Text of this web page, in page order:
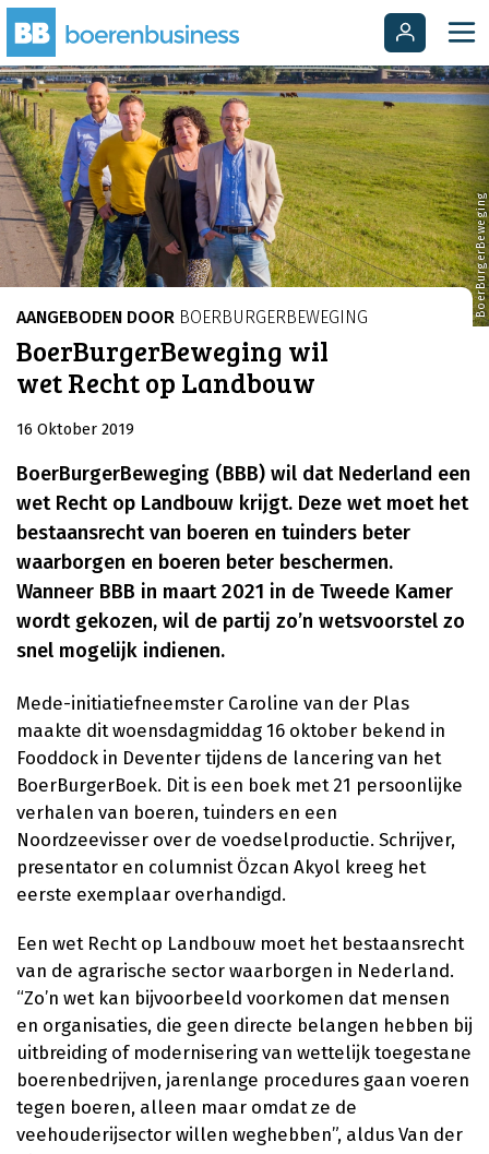
BoerBurgerBeweging
AANGEBODEN DOOR BOERBURGERBEWEGING
BoerBurgerBeweging wil
wet Recht op Landbouw
16 Oktober 2019
BoerBurgerBeweging (BBB) wil dat Nederland een
wet Recht op Landbouw krijgt. Deze wet moet het
bestaansrecht van boeren en tuinders beter
waarborgen en boeren beter beschermen.
Wanneer BBB in maart 2021 in de Tweede Kamer
wordt gekozen, wil de partij zo’n wetsvoorstel zo
snel mogelijk indienen.
Mede-initiatiefneemster Caroline van der Plas
maakte dit woensdagmiddag 16 oktober bekend in
Fooddock in Deventer tijdens de lancering van het
BoerBurgerBoek. Dit is een boek met 21 persoonlijke
verhalen van boeren, tuinders en een
Noordzeevisser over de voedselproductie. Schrijver,
presentator en columnist Özcan Akyol kreeg het
eerste exemplaar overhandigd.
Een wet Recht op Landbouw moet het bestaansrecht
van de agrarische sector waarborgen in Nederland.
“Zo’n wet kan bijvoorbeeld voorkomen dat mensen
en organisaties, die geen directe belangen hebben bij
uitbreiding of modernisering van wettelijk toegestane
boerenbedrijven, jarenlange procedures gaan voeren
tegen boeren, alleen maar omdat ze de
veehouderijsector willen weghebben”, aldus Van der